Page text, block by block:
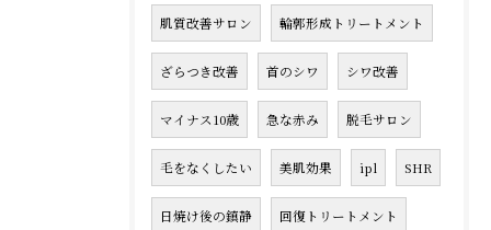
肌質改善サロン 輪郭形成トリートメント
ざらつき改善 首のシワ シワ改善
マイナス10歳 急な赤み 脱毛サロン
毛をなくしたい 美肌効果 ipl SHR
日焼け後の鎮静 回復トリートメント